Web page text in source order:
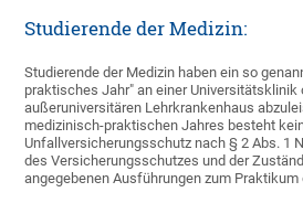
Studierende der Medizin:
Studierende der Medizin haben ein so
praktisches Jahr" an einer Universitätsklinik
außeruniversitären Lehrkrankenhaus
medizinisch-praktischen Jahres besteht
Unfallversicherungsschutz nach § 2 Abs. 1
des Versicherungsschutzes und der
angegebenen Ausführungen zum Praktikum